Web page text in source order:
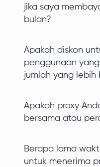
jika saya
bulan?
Apakah diskon
penggunaan
jumlah yang lebih
Apakah proxy
bersama atau
Berapa lama
untuk menerima